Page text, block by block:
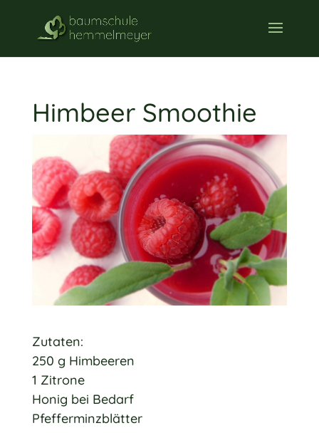
Himbeer Smoothie
Zutaten:
250 g Himbeeren
1 Zitrone
Honig bei Bedarf
Pfefferminzblätter